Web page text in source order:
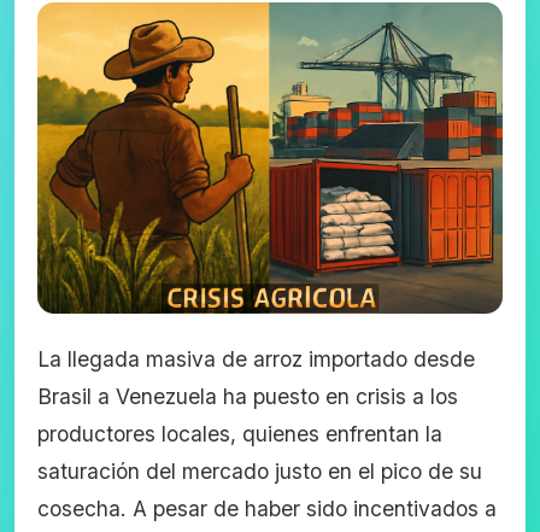
La llegada masiva de arroz importado desde
Brasil a Venezuela ha puesto en crisis a los
productores locales, quienes enfrentan la
saturación del mercado justo en el pico de su
cosecha. A pesar de haber sido incentivados a